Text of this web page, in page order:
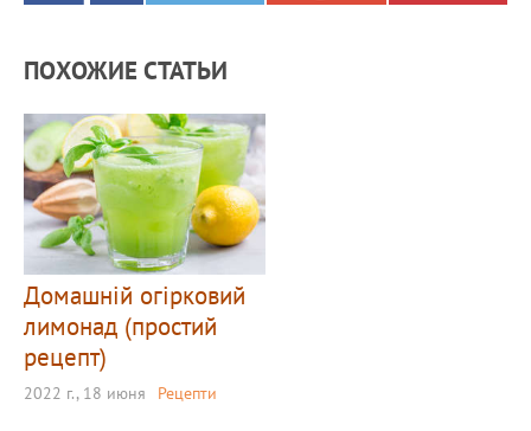
ПОХОЖИЕ СТАТЬИ
Домашній огірковий
лимонад (простий
рецепт)
2022 г., 18 июня Рецепти